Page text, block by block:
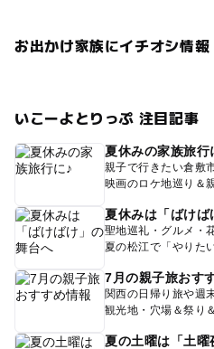
お出かけ家族にイチオシ情報
いこーよとりっぷ 注目記事
夏休みの家族旅行
親子で行きたい倉敷
映画のロケ地巡り＆
夏休みは「ばけば
聖地巡礼・グルメ・
夏の松江で「やりた
7月の親子旅おす
関西の日帰り旅や週
観光地・穴場＆祭り
夏の土曜は「土曜